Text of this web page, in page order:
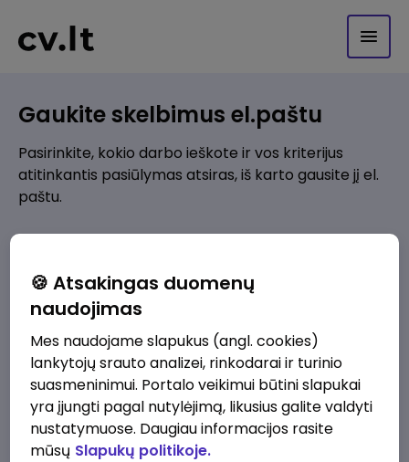
Gaukite skelbimus el.paštu
Pasirinkite, kokio darbo ieškote ir vos kriterijus
atitinkantis pasiūlymas atsiras, iš karto gausite jį el.
paštu.
Pridėti naują
Kokios srities darbo pasiūlymai jus domina?
Pridėti naują
🍪 Atsakingas duomenų
naudojimas
Mes naudojame slapukus (angl. cookies)
lankytojų srauto analizei, rinkodarai ir turinio
suasmeninimui. Portalo veikimui būtini slapukai
yra įjungti pagal nutylėjimą, likusius galite valdyti
nustatymuose. Daugiau informacijos rasite
mūsų Slapukų politikoje.